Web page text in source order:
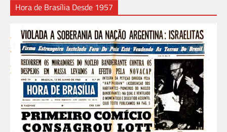
Hora de Brasília Desde 1957